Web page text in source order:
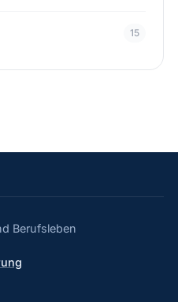
15
Berufsleben